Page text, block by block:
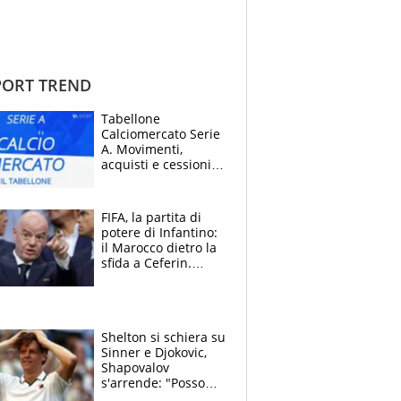
TREND
Tabellone
Calciomercato Serie
A. Movimenti,
acquisti e cessioni:
FIFA, la partita di
potere di Infantino:
il Marocco dietro la
sfida a Ceferin.
Shelton si schiera su
Sinner e Djokovic,
Shapovalov
s'arrende: "Posso